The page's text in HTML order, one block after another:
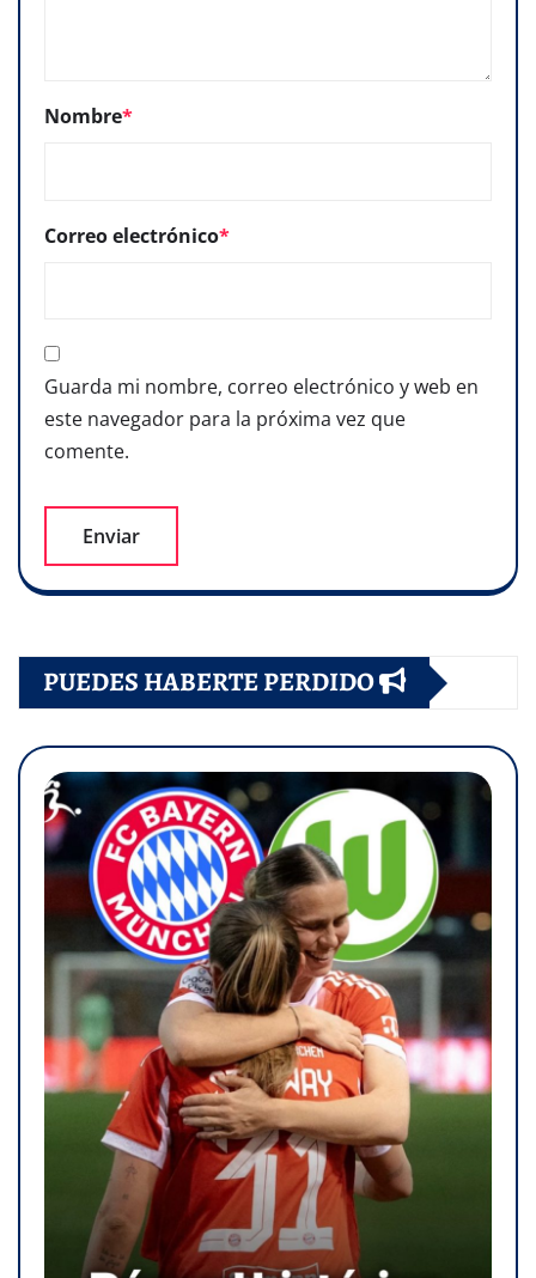
Nombre*
Correo electrónico*
Guarda mi nombre, correo electrónico y web en
este navegador para la próxima vez que
comente.
PUEDES HABERTE PERDIDO